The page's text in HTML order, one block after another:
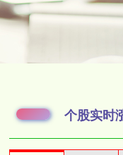
个股实时